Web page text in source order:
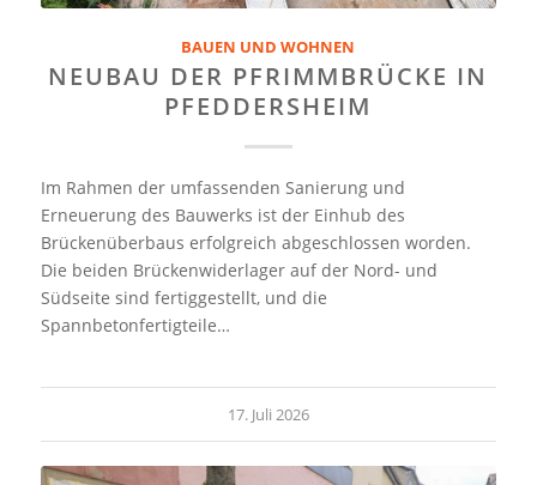
BAUEN UND WOHNEN
NEUBAU DER PFRIMMBRÜCKE IN
PFEDDERSHEIM
Im Rahmen der umfassenden Sanierung und
Erneuerung des Bauwerks ist der Einhub des
Brückenüberbaus erfolgreich abgeschlossen worden.
Die beiden Brückenwiderlager auf der Nord- und
Südseite sind fertiggestellt, und die
Spannbetonfertigteile…
17. Juli 2026